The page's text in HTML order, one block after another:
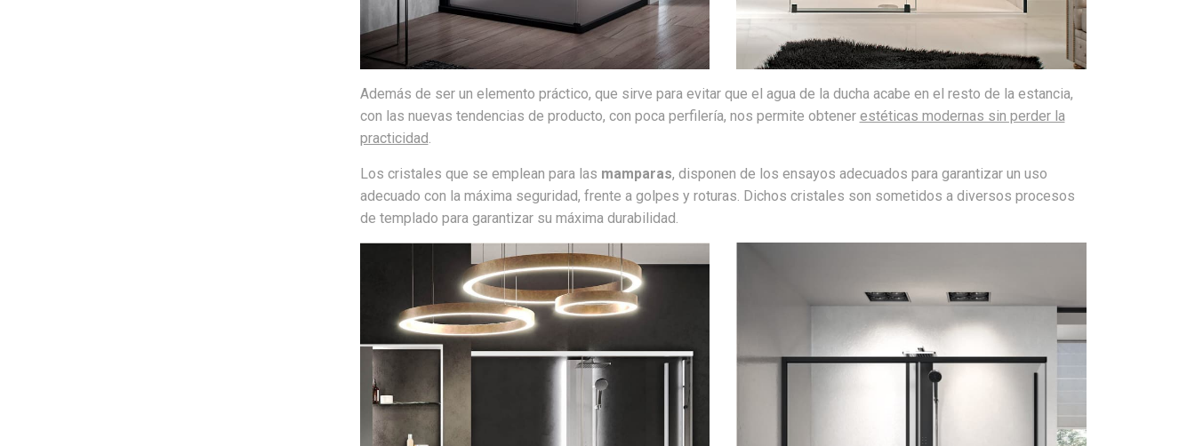
Además de ser un elemento práctico, que sirve para evitar que el agua de la ducha acabe en el resto de la estancia,
con las nuevas tendencias de producto, con poca perfilería, nos permite obtener estéticas modernas sin perder la
practicidad.
Los cristales que se emplean para las mamparas, disponen de los ensayos adecuados para garantizar un uso
adecuado con la máxima seguridad, frente a golpes y roturas. Dichos cristales son sometidos a diversos procesos
de templado para garantizar su máxima durabilidad.